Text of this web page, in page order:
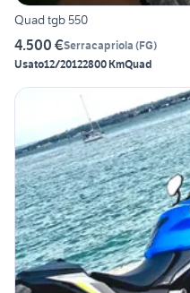
Quad tgb 550
4.500 €Serracapriola (FG)
Usato12/20122800 KmQuad